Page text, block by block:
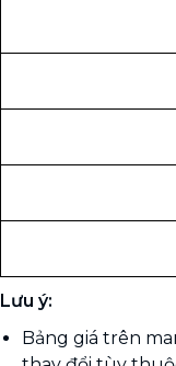
Lưu ý:
Bảng giá trên